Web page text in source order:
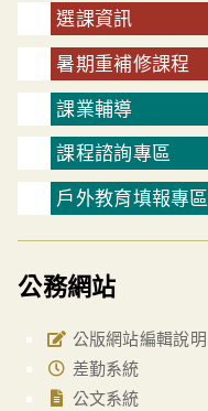
選課資訊
暑期重補修課程
課業輔導
課程諮詢專區
戶外教育填報專區
公務網站
公版網站編輯說明
差勤系統
公文系統